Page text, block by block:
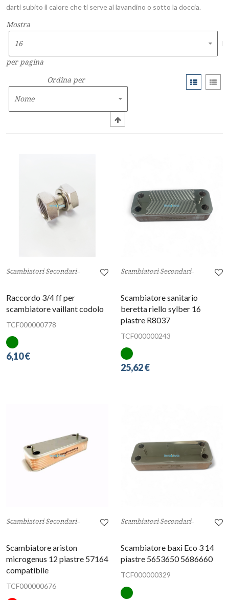
darti subito il calore che ti serve al lavandino o sotto la doccia.
Mostra
per pagina
Ordina per
Scambiatori Secondari
Raccordo 3/4 ff per
scambiatore vaillant codolo
TCF000000778
6,10 €
Scambiatori Secondari
Scambiatore sanitario
beretta riello sylber 16
piastre R8037
TCF000000243
25,62 €
Scambiatori Secondari
Scambiatore ariston
microgenus 12 piastre 57164
compatibile
TCF000000676
Scambiatori Secondari
Scambiatore baxi Eco 3 14
piastre 5653650 5686660
TCF000000329